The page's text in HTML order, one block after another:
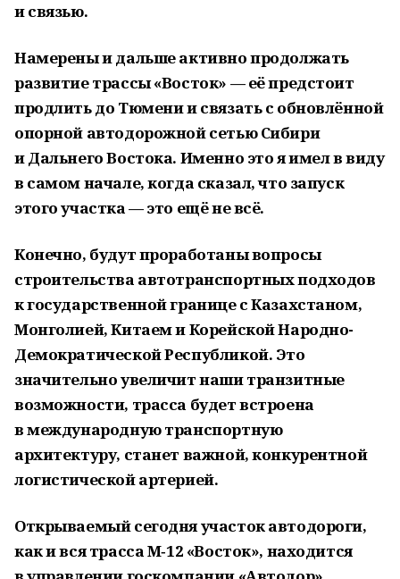
и связью.
Намерены и дальше активно продолжать
развитие трассы «Восток» — её предстоит
продлить до Тюмени и связать с обновлённой
опорной автодорожной сетью Сибири
и Дальнего Востока. Именно это я имел в виду
в самом начале, когда сказал, что запуск
этого участка — это ещё не всё.
Конечно, будут проработаны вопросы
строительства автотранспортных подходов
к государственной границе с Казахстаном,
Монголией, Китаем и Корейской Народно-
Демократической Республикой. Это
значительно увеличит наши транзитные
возможности, трасса будет встроена
в международную транспортную
архитектуру, станет важной, конкурентной
логистической артерией.
Открываемый сегодня участок автодороги,
как и вся трасса М‑12 «Восток», находится